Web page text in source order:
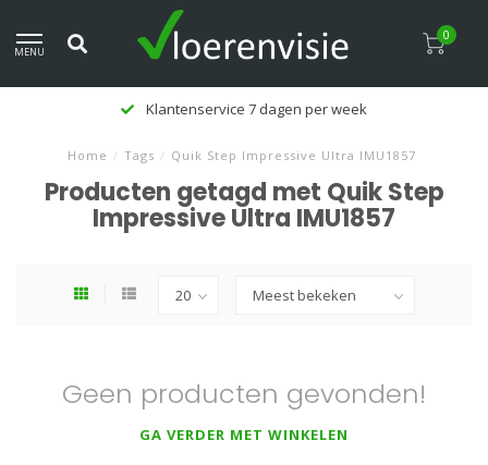
MENU
0
Klantenservice 7 dagen per week
Home / Tags / Quik Step Impressive Ultra IMU1857
Producten getagd met Quik Step
Impressive Ultra IMU1857
Geen producten gevonden!
GA VERDER MET WINKELEN